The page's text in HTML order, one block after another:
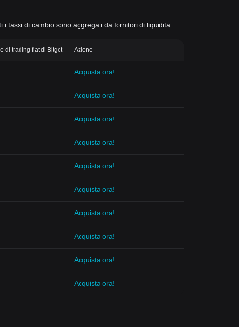
tassi di cambio sono aggregati da fornitori di liquidità
di trading fiat di Bitget Azione
Acquista ora!
Acquista ora!
Acquista ora!
Acquista ora!
Acquista ora!
Acquista ora!
Acquista ora!
Acquista ora!
Acquista ora!
Acquista ora!